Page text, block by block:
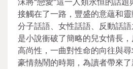
接觸在了一路，豐盛的意蘊和
分子話語、女性話語、反動話
是小說衝破了簡略的兒女情長
高尚性，一曲對性命的向往與
豪情熱鬧的時期，為讀者帶來了